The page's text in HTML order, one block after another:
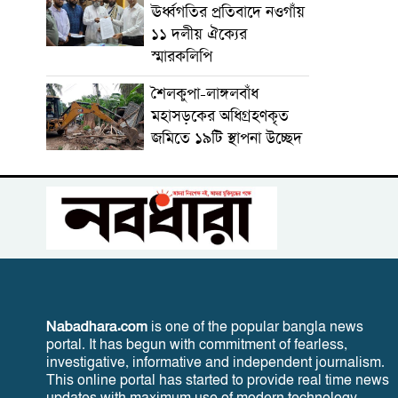
ঊর্ধ্বগতির প্রতিবাদে নওগাঁয়
১১ দলীয় ঐক্যের
স্মারকলিপি
শৈলকুপা-লাঙ্গলবাঁধ
মহাসড়কের অধিগ্রহণকৃত
জমিতে ১৯টি স্থাপনা উচ্ছেদ
Nabadhara.com is one of the popular bangla news
portal. It has begun with commitment of fearless,
investigative, informative and independent journalism.
This online portal has started to provide real time news